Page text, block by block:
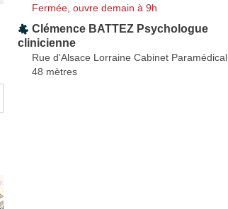
Fermée, ouvre demain à 9h
Clémence BATTEZ Psychologue
clinicienne
Rue d'Alsace Lorraine Cabinet Paramédical
48 mètres